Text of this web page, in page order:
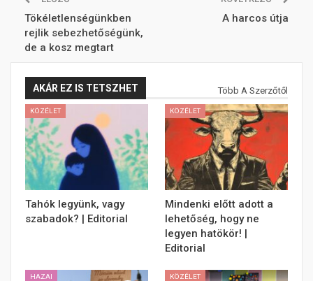
Tökéletlenségünkben
rejlik sebezhetőségünk,
de a kosz megtart
A harcos útja
AKÁR EZ IS TETSZHET Több A Szerzőtől
KÖZÉLET
Tahók legyünk, vagy
szabadok? | Editorial
KÖZÉLET
Mindenki előtt adott a
lehetőség, hogy ne
legyen hatökör! |
Editorial
HAZAI KÖZÉLET